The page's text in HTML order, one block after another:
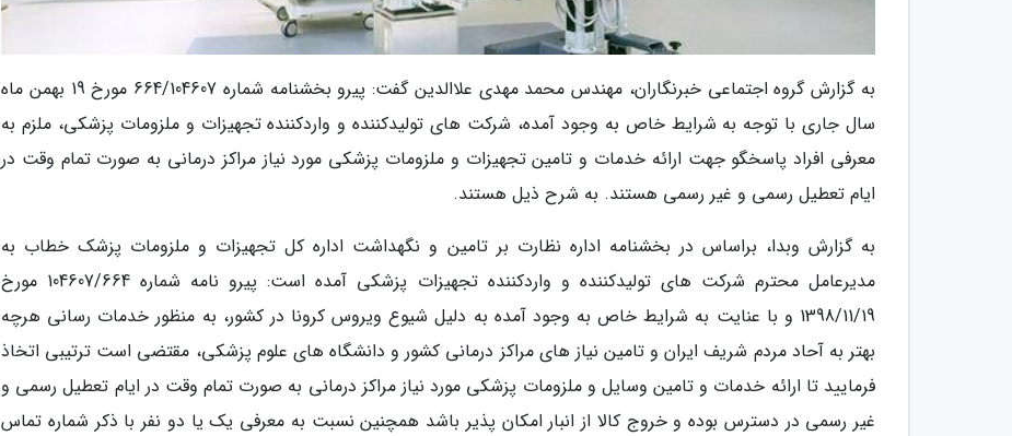
به گزارش گروه اجتماعی خبرنگاران، مهندس محمد مهدی علاالدین گفت: پیرو بخشنامه شماره 664/104607 مورخ 19 بهمن ماه
سال جاری با توجه به شرایط خاص به وجود آمده، شرکت های تولیدکننده و واردکننده تجهیزات و ملزومات پزشکی، ملزم به
معرفی افراد پاسخگو جهت ارائه خدمات و تامین تجهیزات و ملزومات پزشکی مورد نیاز مراکز درمانی به صورت تمام وقت در
ایام تعطیل رسمی و غیر رسمی هستند. به شرح ذیل هستند.
به گزارش وبدا، براساس در بخشنامه اداره نظارت بر تامین و نگهداشت اداره کل تجهیزات و ملزومات پزشک خطاب به
مدیرعامل محترم شرکت های تولیدکننده و واردکننده تجهیزات پزشکی آمده است: پیرو نامه شماره 104607/664 مورخ
1398/11/19 و با عنایت به شرایط خاص به وجود آمده به دلیل شیوع ویروس کرونا در کشور، به منظور خدمات رسانی هرچه
بهتر به آحاد مردم شریف ایران و تامین نیاز های مراکز درمانی کشور و دانشگاه های علوم پزشکی، مقتضی است ترتیبی اتخاذ
فرمایید تا ارائه خدمات و تامین وسایل و ملزومات پزشکی مورد نیاز مراکز درمانی به صورت تمام وقت در ایام تعطیل رسمی و
غیر رسمی در دسترس بوده و خروج کالا از انبار امکان پذیر باشد همچنین نسبت به معرفی یک یا دو نفر با ذکر شماره تماس